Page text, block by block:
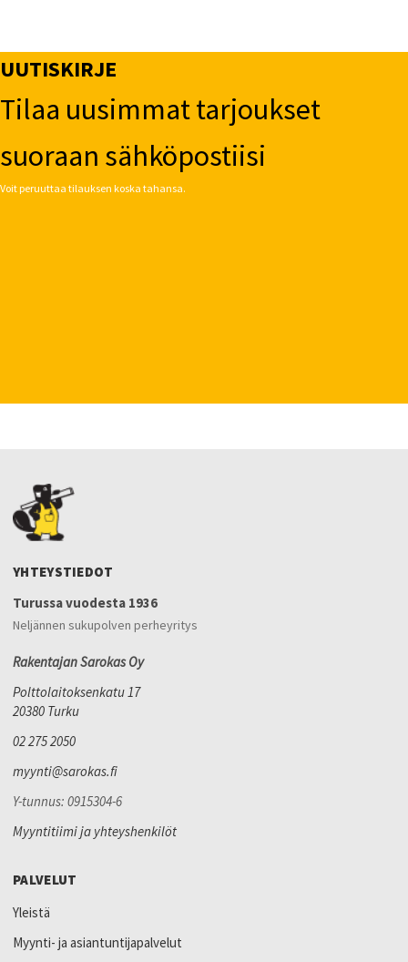
UUTISKIRJE
Tilaa uusimmat tarjoukset
suoraan sähköpostiisi
Voit peruuttaa tilauksen koska tahansa.
YHTEYSTIEDOT
Turussa vuodesta 1936
Neljännen sukupolven perheyritys
Rakentajan Sarokas Oy
Polttolaitoksenkatu 17
20380 Turku
02 275 2050
myynti@sarokas.fi
Y-tunnus: 0915304-6
Myyntitiimi ja yhteyshenkilöt
PALVELUT
Yleistä
Myynti- ja asiantuntijapalvelut